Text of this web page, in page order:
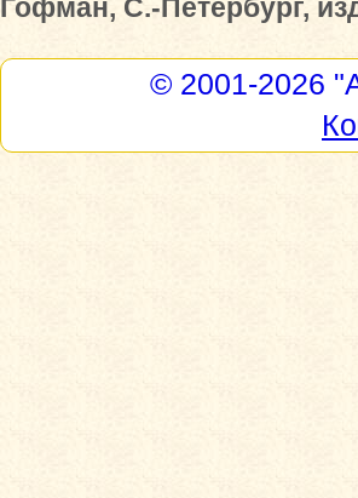
Гофман, С.-Петербург,
© 2001-2026